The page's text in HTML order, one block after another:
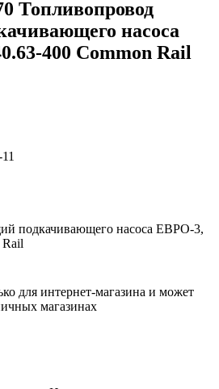
Топливопровод
насоса
400 Common Rail
подкачивающего насоса ЕВРО-3,
Rail
для интернет-магазина и может
магазинах